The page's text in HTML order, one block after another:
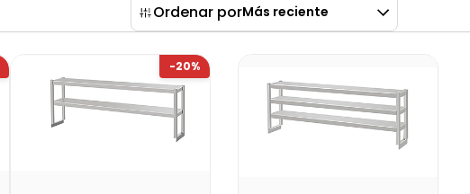
Ordenar porMás reciente
-20%